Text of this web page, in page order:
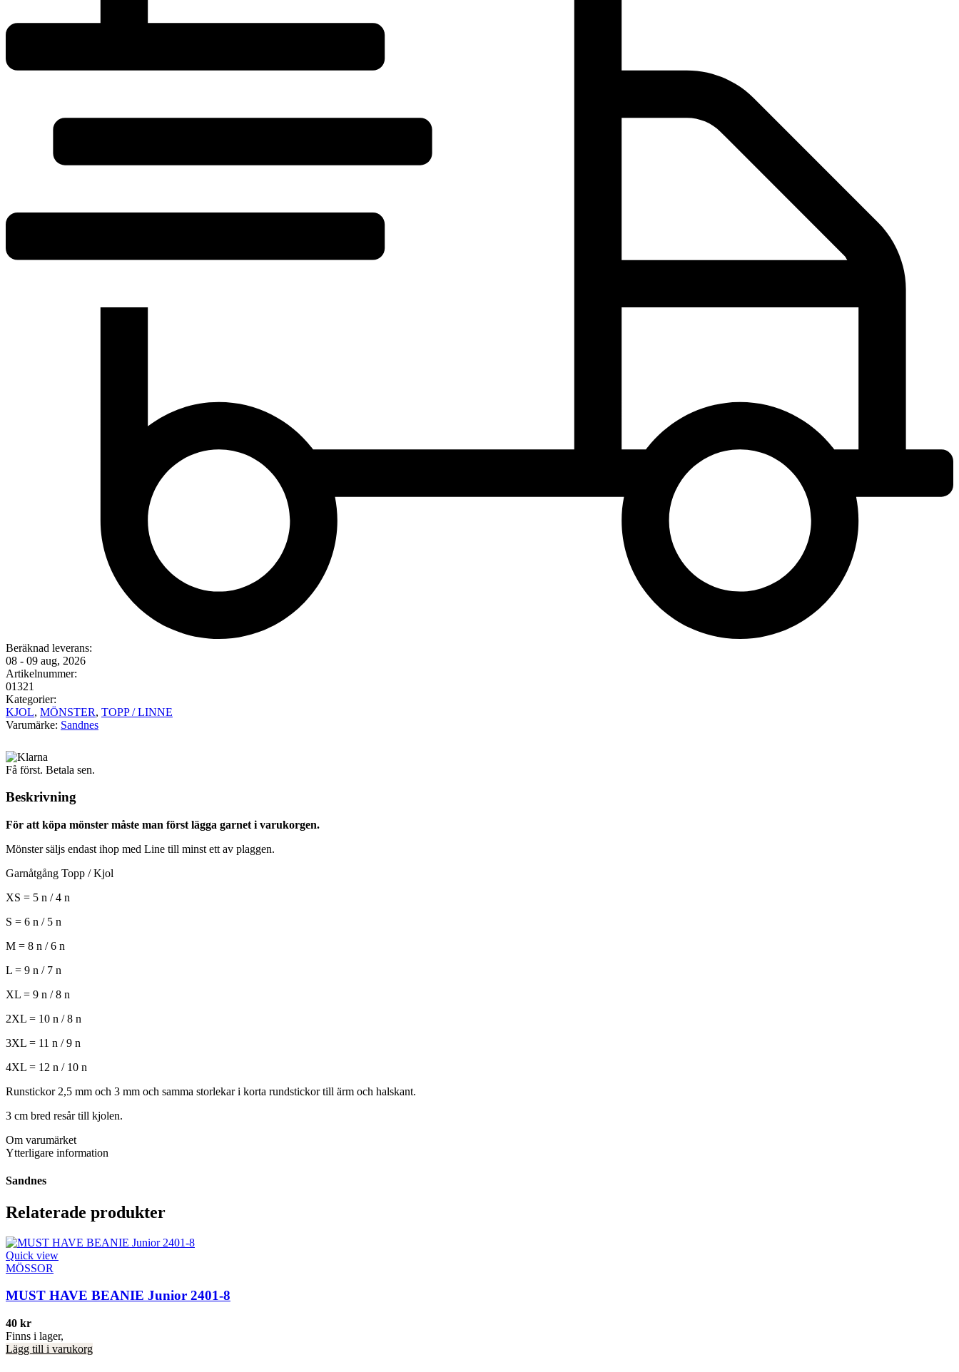
Beräknad leverans:
08 - 09 aug, 2026
Artikelnummer:
01321
Kategorier:
KJOL, MÖNSTER, TOPP / LINNE
Varumärke: Sandnes
Få först. Betala sen.
Beskrivning
För att köpa mönster måste man först lägga garnet i varukorgen.
Mönster säljs endast ihop med Line till minst ett av plaggen.
Garnåtgång Topp / Kjol
XS = 5 n / 4 n
S = 6 n / 5 n
M = 8 n / 6 n
L = 9 n / 7 n
XL = 9 n / 8 n
2XL = 10 n / 8 n
3XL = 11 n / 9 n
4XL = 12 n / 10 n
Runstickor 2,5 mm och 3 mm och samma storlekar i korta rundstickor till ärm och halskant.
3 cm bred resår till kjolen.
Om varumärket
Ytterligare information
Sandnes
Relaterade produkter
Quick view
MÖSSOR
MUST HAVE BEANIE Junior 2401-8
40 kr
Finns i lager,
Lägg till i varukorg